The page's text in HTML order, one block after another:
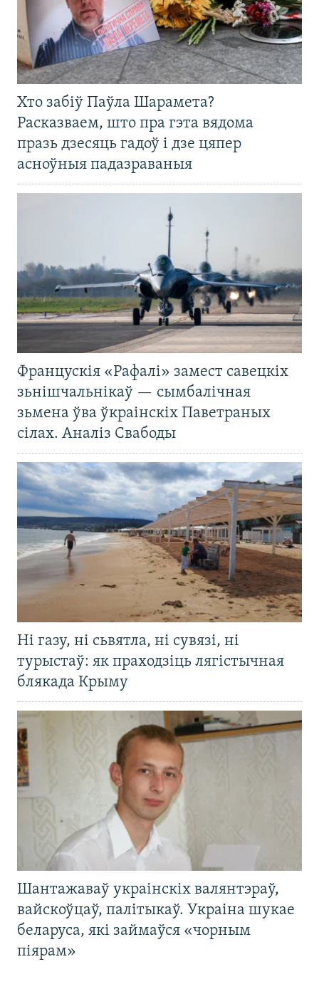
Хто забіў Паўла Шарамета?
Расказваем, што пра гэта вядома
празь дзесяць гадоў і дзе цяпер
асноўныя падазраваныя
Францускія «Рафалі» замест савецкіх
зьнішчальнікаў — сымбалічная
зьмена ўва ўкраінскіх Паветраных
сілах. Аналіз Свабоды
Ні газу, ні сьвятла, ні сувязі, ні
турыстаў: як праходзіць лягістычная
блякада Крыму
Шантажаваў украінскіх валянтэраў,
вайскоўцаў, палітыкаў. Украіна шукае
беларуса, які займаўся «чорным
піярам»